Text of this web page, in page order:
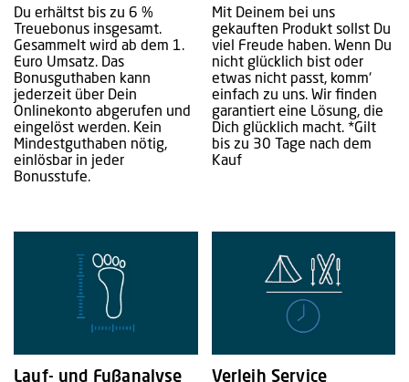
Du erhältst bis zu 6 %
Treuebonus insgesamt.
Gesammelt wird ab dem 1.
Euro Umsatz. Das
Bonusguthaben kann
jederzeit über Dein
Onlinekonto abgerufen und
eingelöst werden. Kein
Mindestguthaben nötig,
einlösbar in jeder
Bonusstufe.
Mit Deinem bei uns
gekauften Produkt sollst Du
viel Freude haben. Wenn Du
nicht glücklich bist oder
etwas nicht passt, komm‘
einfach zu uns. Wir finden
garantiert eine Lösung, die
Dich glücklich macht. *Gilt
bis zu 30 Tage nach dem
Kauf
Lauf- und Fußanalyse Verleih Service